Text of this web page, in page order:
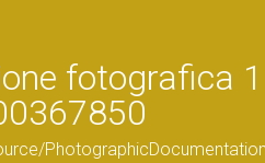
fotografica